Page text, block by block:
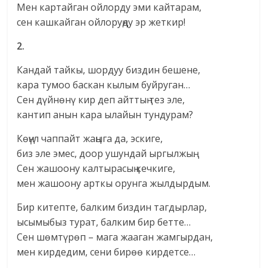
Мен картайган ойлорду эми кайтарам,
сен кашкайган ойлоруңду эр жеткир!
2.
Кандай тайкы, шордуу биздин бешене,
кара тумоо баскан кылым буйруган…
Сен дүйнөнү кир деп айттың тез эле,
кантип анын кара ылайын тундурам?
Көңүл чаппайт жаңыга да, эскиге,
биз эле эмес, доор ушундай ыргылжың.
Сен жашоону калтырасың кечкиге,
мен жашоону арткы орунга жылдырдым.
Бир китепте, балким биздин тагдырлар,
ысымыбыз турат, балким бир бетте…
Сен шөмтүрөп – мага жааган жамгырдан,
мен кирдедим, сени бирөө кирдетсе…